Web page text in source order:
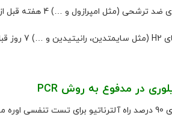
در مدفوع به روش PCR
این تست با حساسیت 98-89 درصد و ویژگی بالای 90 درصد راه